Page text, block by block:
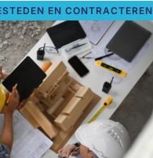
EN CONTRACTEREN